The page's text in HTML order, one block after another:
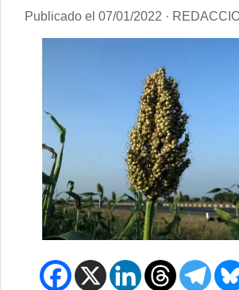
Publicado el 07/01/2022 ·